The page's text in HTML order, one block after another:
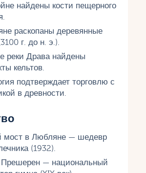
найдены кости пещерного
раскопаны деревянные
г. до н. э.).
реки Драва найдены
кельтов.
подтверждает торговлю с
в древности.
мост в Любляне — шедевр
(1932).
— национальный